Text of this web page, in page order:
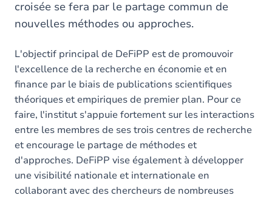
croisée se fera par le partage commun de
nouvelles méthodes ou approches.
L'objectif principal de DeFiPP est de promouvoir
l'excellence de la recherche en économie et en
finance par le biais de publications scientifiques
théoriques et empiriques de premier plan. Pour ce
faire, l'institut s'appuie fortement sur les interactions
entre les membres de ses trois centres de recherche
et encourage le partage de méthodes et
d'approches. DeFiPP vise également à développer
une visibilité nationale et internationale en
collaborant avec des chercheurs de nombreuses